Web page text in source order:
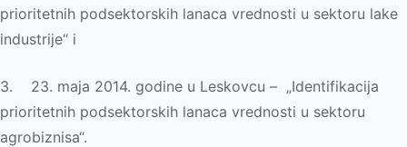
prioritetnih podsektorskih lanaca vrednosti u sektoru lake
industrije“ i
3. 23. maja 2014. godine u Leskovcu – „Identifikacija
prioritetnih podsektorskih lanaca vrednosti u sektoru
agrobiznisa“.